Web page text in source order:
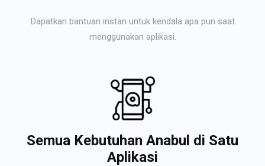
Dapatkan bantuan instan untuk kendala apa pun saat
menggunakan aplikasi.
Semua Kebutuhan Anabul di Satu
Aplikasi